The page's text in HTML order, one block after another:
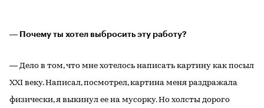
― Почему ты хотел выбросить эту работу?
― Дело в том, что мне хотелось написать картину как посыл
XXI веку. Написал, посмотрел, картина меня раздражала
физически, я выкинул ее на мусорку. Но холсты дорого